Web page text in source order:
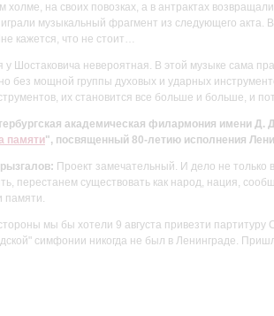
холме, на своих повозках, а в антрактах
музыкальный фрагмент из следующего
кажется, что не стоит…
Шостаковича невероятная. В этой музыке сама
без мощной группы духовых и ударных
их становится все больше и больше, и
академическая филармония имени Д.
памяти", посвященный 80-летию исполнения
Проект замечательный. И дело не только
перестанем существовать как народ, нация,
памяти.
мы бы хотели 9 августа привезти
симфонии никогда не был в Ленинграде.